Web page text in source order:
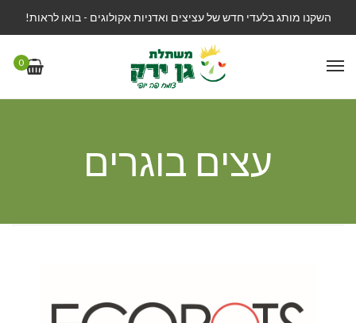
השקנו מותג בלעדי חדש של עציצים ואדניות אקולוגים - בואו לראות!
0
עצים בוגרים